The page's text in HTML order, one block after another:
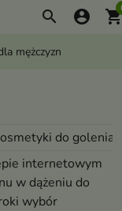
search account_circle
mężczyzn
do golenia
internetowym
w dążeniu do
wybór